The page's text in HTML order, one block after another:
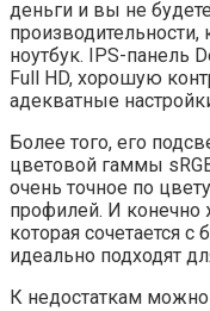
деньги и вы не
производительности,
ноутбук. IPS-панель
Full HD, хорошую
адекватные
Более того, его
цветовой гаммы
очень точное по
профилей. И конечно
которая сочетается
идеально подходят
К недостаткам